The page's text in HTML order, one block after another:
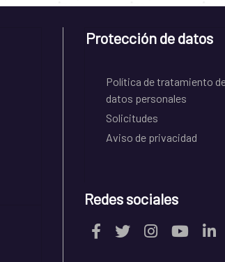
Protección de datos
Política de tratamiento
datos personales
Solicitudes
Aviso de privacidad
Redes sociales